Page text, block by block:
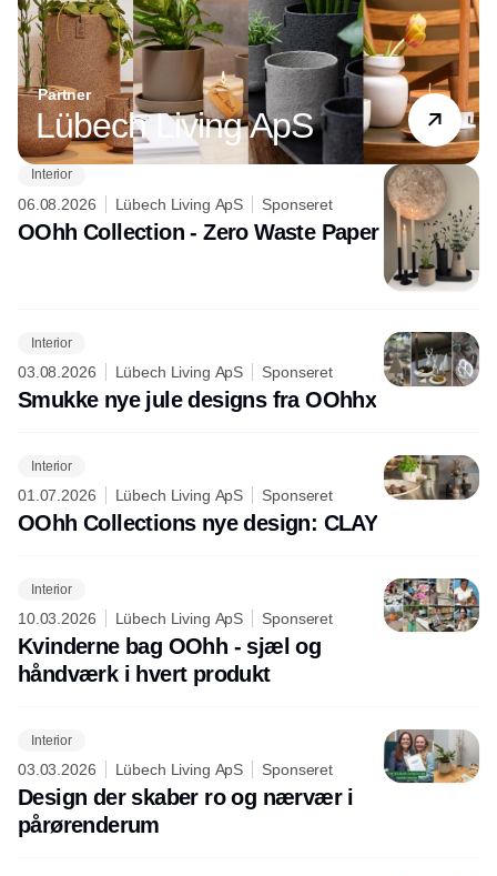
Partner
Lübech Living ApS
Interior
06.08.2026 Lübech Living ApS Sponseret
OOhh Collection - Zero Waste Paper
Interior
03.08.2026 Lübech Living ApS Sponseret
Smukke nye jule designs fra OOhhx
Interior
01.07.2026 Lübech Living ApS Sponseret
OOhh Collections nye design: CLAY
Interior
10.03.2026 Lübech Living ApS Sponseret
Kvinderne bag OOhh - sjæl og
håndværk i hvert produkt
Interior
03.03.2026 Lübech Living ApS Sponseret
Design der skaber ro og nærvær i
pårørenderum